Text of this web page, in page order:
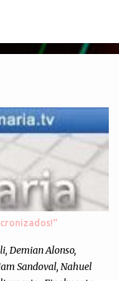
Demian Alonso,
Sandoval, Nahuel